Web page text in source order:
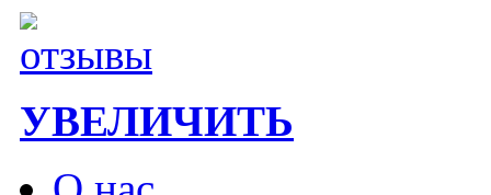
УВЕЛИЧИТЬ